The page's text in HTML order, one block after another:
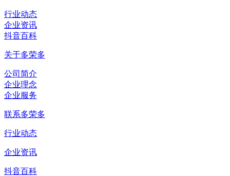
行业动态
企业资讯
抖音百科
关于多荣多
公司简介
企业理念
企业服务
联系多荣多
行业动态
企业资讯
抖音百科